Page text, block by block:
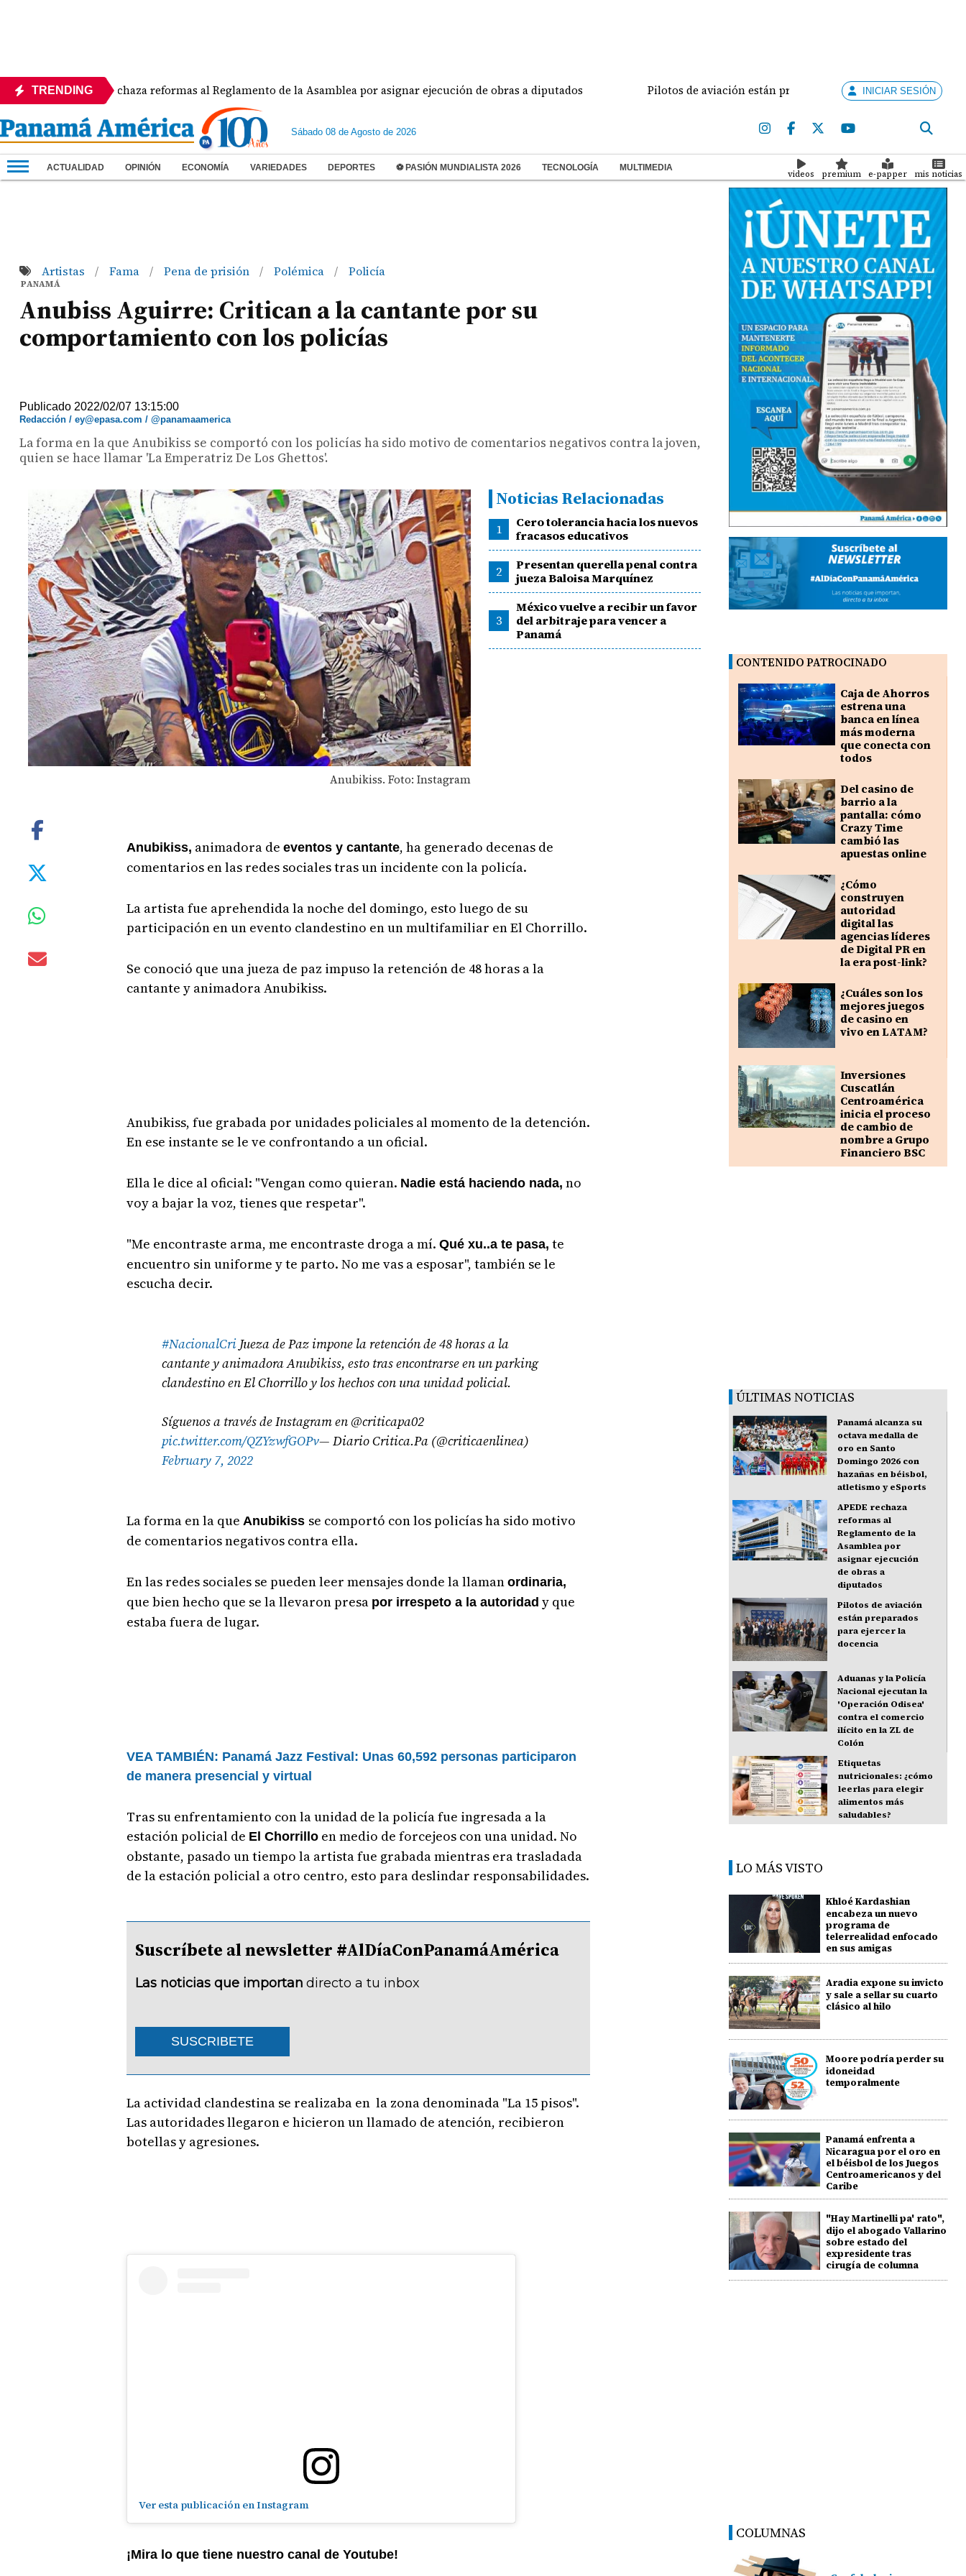
TRENDING
APEDE rechaza reformas al Reglamento de la Asamblea por asignar ejecución de obras a diputados Pilotos de aviación están preparados para ejercer la docencia
INICIAR SESIÓN
Sábado 08 de Agosto de 2026
ACTUALIDAD OPINIÓN ECONOMÍA VARIEDADES DEPORTES ⚽ PASIÓN MUNDIALISTA 2026 TECNOLOGÍA MULTIMEDIA
videos premium e-papper mis noticias
Artistas / Fama / Pena de prisión / Polémica / Policía
PANAMÁ
Anubiss Aguirre: Critican a la cantante por su
comportamiento con los policías
Publicado 2022/02/07 13:15:00
Redacción / ey@epasa.com / @panamaamerica
La forma en la que Anubikiss se comportó con los policías ha sido motivo de comentarios negativos contra la joven,
quien se hace llamar 'La Emperatriz De Los Ghettos'.
Anubikiss. Foto: Instagram
Noticias Relacionadas
1
Cero tolerancia hacia los nuevos
fracasos educativos
2
Presentan querella penal contra
jueza Baloisa Marquínez
3
México vuelve a recibir un favor
del arbitraje para vencer a
Panamá
Anubikiss, animadora de eventos y cantante, ha generado decenas de
comentarios en las redes sociales tras un incidente con la policía.
La artista fue aprehendida la noche del domingo, esto luego de su
participación en un evento clandestino en un multifamiliar en El Chorrillo.
Se conoció que una jueza de paz impuso la retención de 48 horas a la
cantante y animadora Anubikiss.
Anubikiss, fue grabada por unidades policiales al momento de la detención.
En ese instante se le ve confrontando a un oficial.
Ella le dice al oficial: "Vengan como quieran. Nadie está haciendo nada, no
voy a bajar la voz, tienes que respetar".
"Me encontraste arma, me encontraste droga a mí. Qué xu..a te pasa, te
encuentro sin uniforme y te parto. No me vas a esposar", también se le
escucha decir.
#NacionalCri Jueza de Paz impone la retención de 48 horas a la
cantante y animadora Anubikiss, esto tras encontrarse en un parking
clandestino en El Chorrillo y los hechos con una unidad policial.
Síguenos a través de Instagram en @criticapa02
pic.twitter.com/QZYzwfGOPv— Diario Critica.Pa (@criticaenlinea)
February 7, 2022
La forma en la que Anubikiss se comportó con los policías ha sido motivo
de comentarios negativos contra ella.
En las redes sociales se pueden leer mensajes donde la llaman ordinaria,
que bien hecho que se la llevaron presa por irrespeto a la autoridad y que
estaba fuera de lugar.
VEA TAMBIÉN: Panamá Jazz Festival: Unas 60,592 personas participaron
de manera presencial y virtual
Tras su enfrentamiento con la unidad de la policía fue ingresada a la
estación policial de El Chorrilloen medio de forcejeos con una unidad. No
obstante, pasado un tiempo la artista fue grabada mientras era trasladada
de la estación policial a otro centro, esto para deslindar responsabilidades.
Suscríbete al newsletter #AlDíaConPanamáAmérica
Las noticias que importan directo a tu inbox
SUSCRIBETE
La actividad clandestina se realizaba en la zona denominada "La 15 pisos".
Las autoridades llegaron e hicieron un llamado de atención, recibieron
botellas y agresiones.
Ver esta publicación en Instagram
¡Mira lo que tiene nuestro canal de Youtube!
CONTENIDO PATROCINADO
Caja de Ahorros
estrena una
banca en línea
más moderna
que conecta con
todos
Del casino de
barrio a la
pantalla: cómo
Crazy Time
cambió las
apuestas online
¿Cómo
construyen
autoridad
digital las
agencias líderes
de Digital PR en
la era post-link?
¿Cuáles son los
mejores juegos
de casino en
vivo en LATAM?
Inversiones
Cuscatlán
Centroamérica
inicia el proceso
de cambio de
nombre a Grupo
Financiero BSC
ÚLTIMAS NOTICIAS
Panamá alcanza su
octava medalla de
oro en Santo
Domingo 2026 con
hazañas en béisbol,
atletismo y eSports
APEDE rechaza
reformas al
Reglamento de la
Asamblea por
asignar ejecución
de obras a
diputados
Pilotos de aviación
están preparados
para ejercer la
docencia
Aduanas y la Policía
Nacional ejecutan la
'Operación Odisea'
contra el comercio
ilícito en la ZL de
Colón
Etiquetas
nutricionales: ¿cómo
leerlas para elegir
alimentos más
saludables?
LO MÁS VISTO
Khloé Kardashian
encabeza un nuevo
programa de
telerrealidad enfocado
en sus amigas
Aradia expone su invicto
y sale a sellar su cuarto
clásico al hilo
Moore podría perder su
idoneidad
temporalmente
Panamá enfrenta a
Nicaragua por el oro en
el béisbol de los Juegos
Centroamericanos y del
Caribe
"Hay Martinelli pa' rato",
dijo el abogado Vallarino
sobre estado del
expresidente tras
cirugía de columna
COLUMNAS